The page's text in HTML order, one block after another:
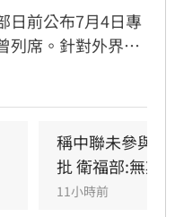
日前公布7月4日專
列席。針對外界質
現場，強調專家
主張「20%下架標
量。（記者：簡浩
稱中聯未參與
批 衛福部:無欺
11小時前